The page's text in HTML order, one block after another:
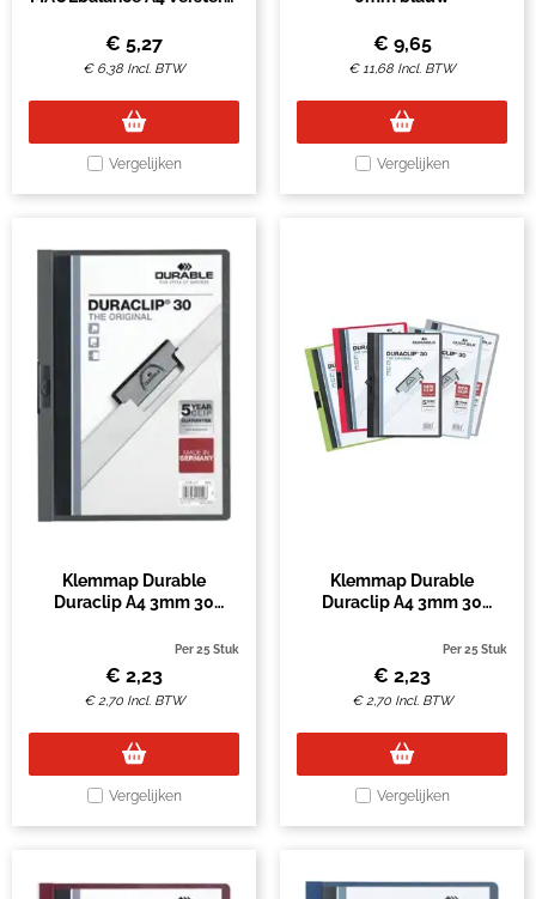
€ 5,27
€ 6,38 Incl. BTW
Vergelijken
€ 9,65
€11,68 Incl. BTW
Vergelijken
Klemmap Durable
Duraclip A4 3mm 30
Per 25 Stuk
€ 2,23
€2,70 Incl. BTW
Vergelijken
Klemmap Durable
Duraclip A4 3mm 30
Per 25 Stuk
€ 2,23
€2,70 Incl. BTW
Vergelijken